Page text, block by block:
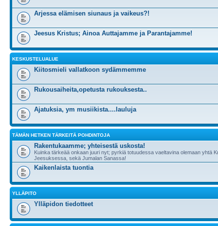
Arjessa elämisen siunaus ja vaikeus?!
Jeesus Kristus; Ainoa Auttajamme ja Parantajamme!
KESKUSTELUALUE
Kiitosmieli vallatkoon sydämmemme
Rukousaiheita,opetusta rukouksesta..
Ajatuksia, ym musiikista....lauluja
TÄMÄN HETKEN TÄRKEITÄ POHDINTOJA
Rakentukaamme; yhteisestä uskosta!
Kuinka tärkeää onkaan juuri nyt; pyrkiä totuudessa vaeltavina olemaan yhtä
Jeesuksessa, sekä Jumalan Sanassa!
Kaikenlaista tuontia
YLLÄPITO
Ylläpidon tiedotteet